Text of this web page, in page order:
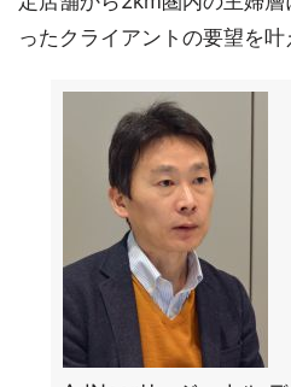
ったクライアントの要望を叶